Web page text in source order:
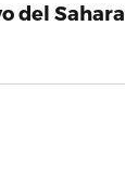
del Sahara